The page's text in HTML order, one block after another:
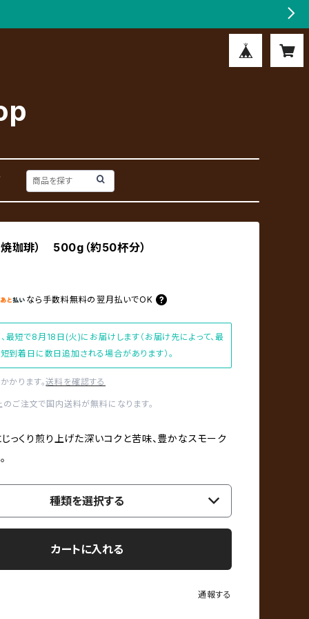
焼珈琲） 500g（約50杯分）
なら 手数料無料の 翌月払いでOK
最短で8月18日(火)にお届けします（お届け先によって、最
短到着日に数日追加される場合があります）。
かります。送料を確認する
ご注文で国内送料が無料になります。
っくり煎り上げた深いコクと苦味、豊かなスモーク
種類を選択する
カートに入れる
通報する